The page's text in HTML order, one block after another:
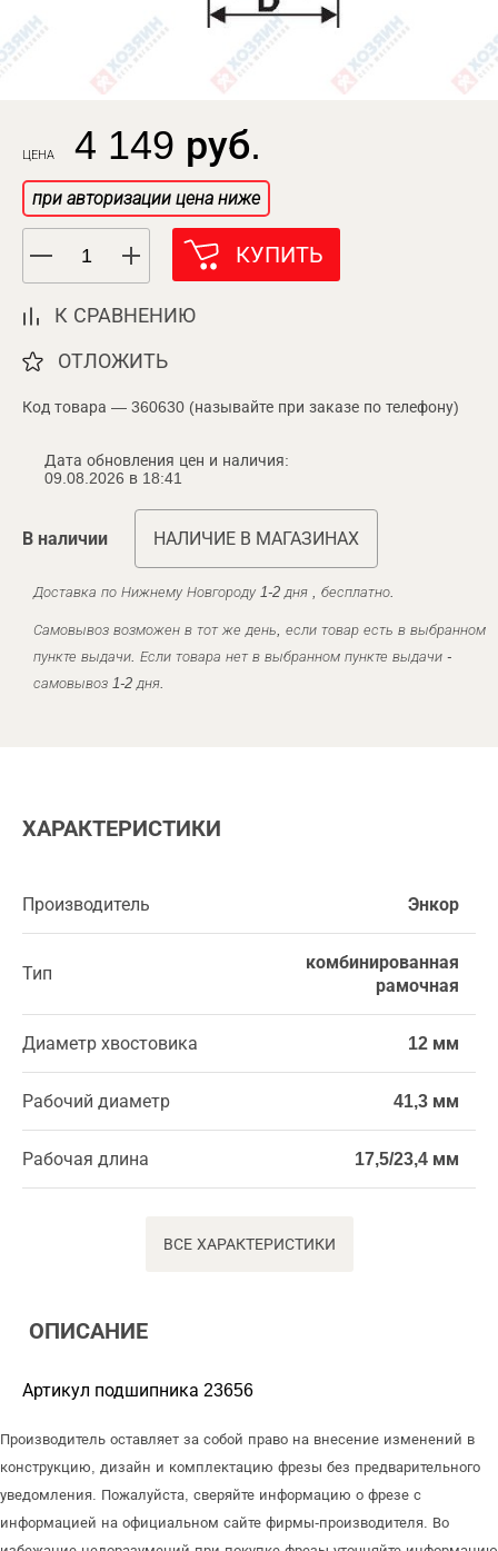
ЦЕНА 4 149 руб.
при авторизации цена ниже
КУПИТЬ
К СРАВНЕНИЮ
ОТЛОЖИТЬ
Код товара — 360630 (называйте при заказе по телефону)
Дата обновления цен и наличия:
09.08.2026 в 18:41
В наличии НАЛИЧИЕ В МАГАЗИНАХ
Доставка по Нижнему Новгороду 1-2 дня , бесплатно.
Самовывоз возможен в тот же день, если товар есть в выбранном
пункте выдачи. Если товара нет в выбранном пункте выдачи -
самовывоз 1-2 дня.
ХАРАКТЕРИСТИКИ
Производитель Энкор
Тип
комбинированная
рамочная
Диаметр хвостовика 12 мм
Рабочий диаметр 41,3 мм
Рабочая длина 17,5/23,4 мм
ВСЕ ХАРАКТЕРИСТИКИ
ОПИСАНИЕ
Артикул подшипника 23656
Производитель оставляет за собой право на внесение изменений в
конструкцию, дизайн и комплектацию фрезы без предварительного
уведомления. Пожалуйста, сверяйте информацию о фрезе с
информацией на официальном сайте фирмы-производителя. Во